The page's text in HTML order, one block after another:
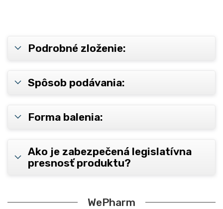
Podrobné zloženie:
Spôsob podávania:
Forma balenia:
Ako je zabezpečená legislatívna
presnosť produktu?
WePharm